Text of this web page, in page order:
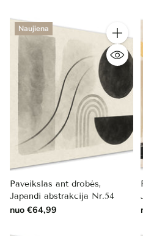
Naujiena
Kiekis
Paveikslas ant drobės,
Japandi abstrakcija Nr.54
nuo €64,99